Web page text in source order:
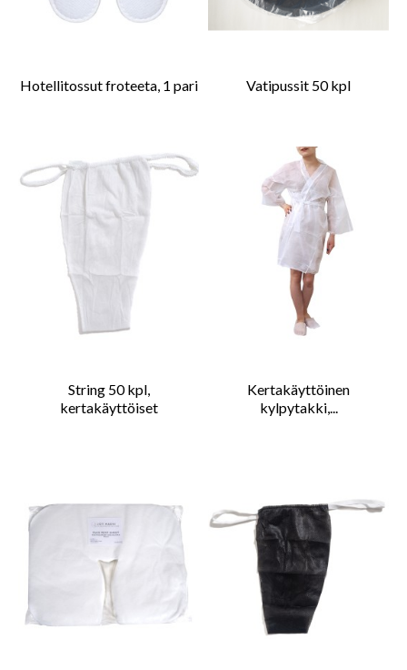
Hotellitossut froteeta, 1 pari Vatipussit 50 kpl
String 50 kpl,
kertakäyttöiset
Kertakäyttöinen
kylpytakki,...